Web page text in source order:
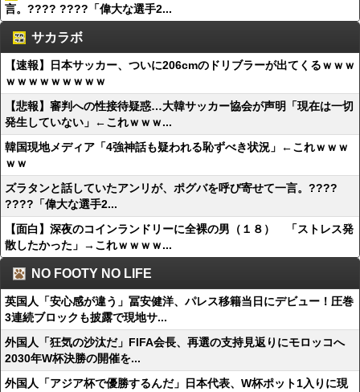
言。???? ????️「偉大な選手2...
サカラボ
【速報】日本サッカー、ついに206cmのドリブラーが出てくるｗｗｗ
ｗｗｗｗｗｗｗｗｗ
【悲報】審判への性接待疑惑…大韓サッカー協会が声明「現在は一切
発生していない」←これｗｗｗ...
韓国現地メディア「4強神話も疑われる恥ずべき状況」←これｗｗｗ
ｗｗ
ズラタンと話していたアンリが、ポグバを呼び寄せて一言。????
????️「偉大な選手2...
【面白】深夜のコインランドリーに全裸の男（１８） 「ストレス発
散したかった」→これｗｗｗｗ...
NO FOOTY NO LIFE
英国人「安心感が違う」冨安健洋、パレス移籍当日にデビュー！圧巻
3連続ブロックも披露で現地サ...
外国人「狂気の沙汰だ」FIFA会長、再選の支持見返りにモロッコへ
2030年W杯決勝の開催を...
外国人「アジア杯で優勝するんだ」日本代表、W杯ポット1入りに現